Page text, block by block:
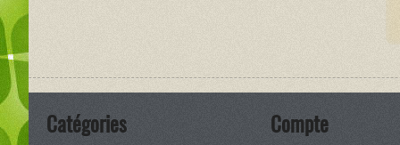
Catégories Compte